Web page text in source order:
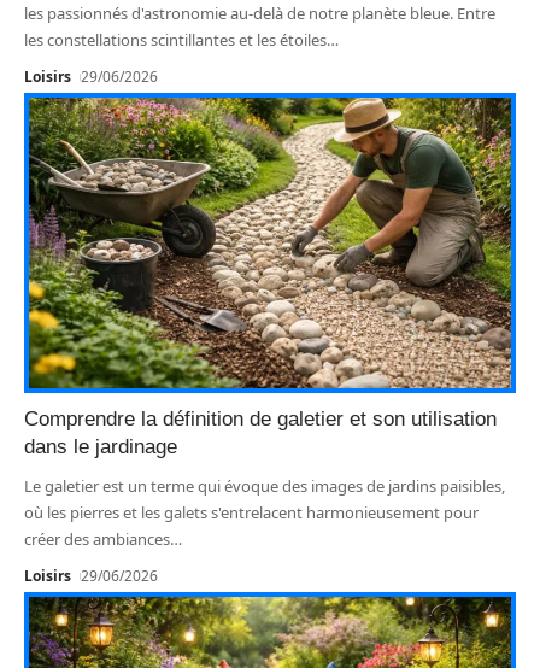
les passionnés d'astronomie au-delà de notre planète bleue. Entre
les constellations scintillantes et les étoiles…
Loisirs 29/06/2026
Comprendre la définition de galetier et son utilisation
dans le jardinage
Le galetier est un terme qui évoque des images de jardins paisibles,
où les pierres et les galets s'entrelacent harmonieusement pour
créer des ambiances…
Loisirs 29/06/2026